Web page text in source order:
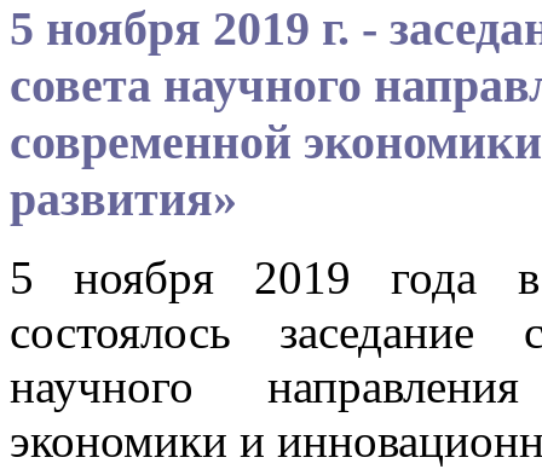
5 ноября 2019 г. -
совета научного
современной
развития»
5 ноября 2019 года
состоялось заседание
научного
экономики и